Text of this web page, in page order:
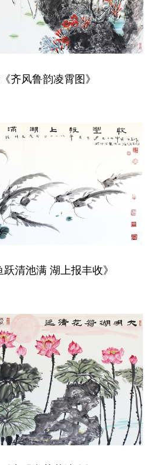
风鲁韵凌霄图》
池满 湖上报丰收》